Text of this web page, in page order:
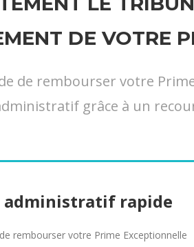
DE VOTRE
de rembourser votre
grâce à un
administratif rapide
rembourser votre Prime Exceptionnelle